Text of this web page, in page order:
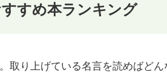
すめ本ランキング
取り上げている名言を読めばど